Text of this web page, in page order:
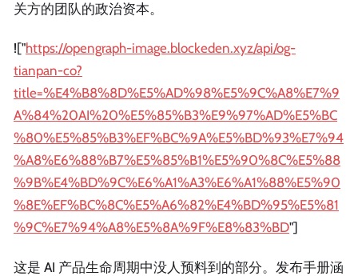
关方的团队的政治资本。
!["https://opengraph-image.blockeden.xyz/api/og-
tianpan-co?
title=%E4%B8%8D%E5%AD%98%E5%9C%A8%E7%9
A%84%20AI%20%E5%85%B3%E9%97%AD%E5%BC
%80%E5%85%B3%EF%BC%9A%E5%BD%93%E7%94
%A8%E6%88%B7%E5%85%B1%E5%90%8C%E5%88
%9B%E4%BD%9C%E6%A1%A3%E6%A1%88%E5%90
%8E%EF%BC%8C%E5%A6%82%E4%BD%95%E5%81
%9C%E7%94%A8%E5%8A%9F%E8%83%BD"]
这是 AI 产品生命周期中没人预料到的部分。发布手册涵